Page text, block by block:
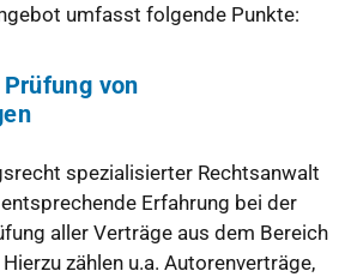
umfasst folgende Punkte:
von
spezialisierter Rechtsanwalt
Erfahrung bei der
aller Verträge aus dem Bereich
zählen u.a. Autorenverträge,